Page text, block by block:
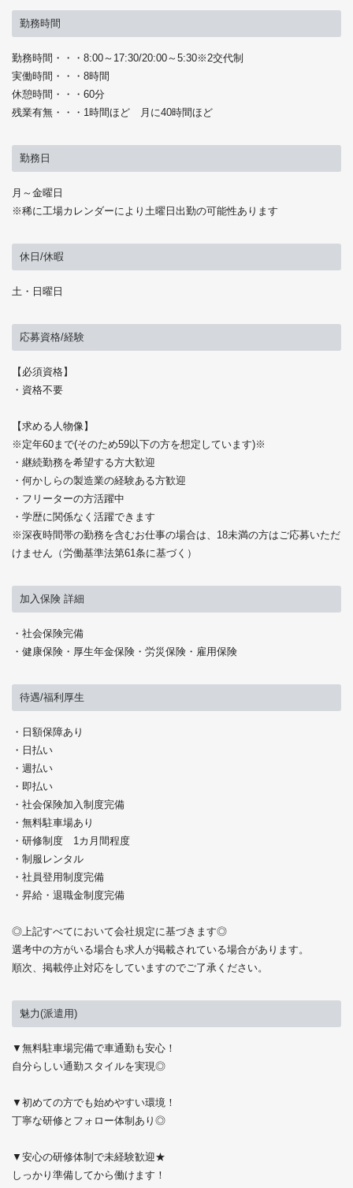
勤務時間
勤務時間・・・8:00～17:30/20:00～5:30※2交代制
実働時間・・・8時間
休憩時間・・・60分
残業有無・・・1時間ほど 月に40時間ほど
勤務日
月～金曜日
※稀に工場カレンダーにより土曜日出勤の可能性あります
休日/休暇
土・日曜日
応募資格/経験
【必須資格】
・資格不要
【求める人物像】
※定年60まで(そのため59以下の方を想定しています)※
・継続勤務を希望する方大歓迎
・何かしらの製造業の経験ある方歓迎
・フリーターの方活躍中
・学歴に関係なく活躍できます
※深夜時間帯の勤務を含むお仕事の場合は、18未満の方はご応募いただ
けません（労働基準法第61条に基づく）
加入保険 詳細
・社会保険完備
・健康保険・厚生年金保険・労災保険・雇用保険
待遇/福利厚生
・日額保障あり
・日払い
・週払い
・即払い
・社会保険加入制度完備
・無料駐車場あり
・研修制度 1カ月間程度
・制服レンタル
・社員登用制度完備
・昇給・退職金制度完備
◎上記すべてにおいて会社規定に基づきます◎
選考中の方がいる場合も求人が掲載されている場合があります。
順次、掲載停止対応をしていますのでご了承ください。
魅力(派遣用)
▼無料駐車場完備で車通勤も安心！
自分らしい通勤スタイルを実現◎
▼初めての方でも始めやすい環境！
丁寧な研修とフォロー体制あり◎
▼安心の研修体制で未経験歓迎★
しっかり準備してから働けます！